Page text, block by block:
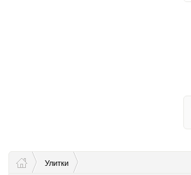
Улитки